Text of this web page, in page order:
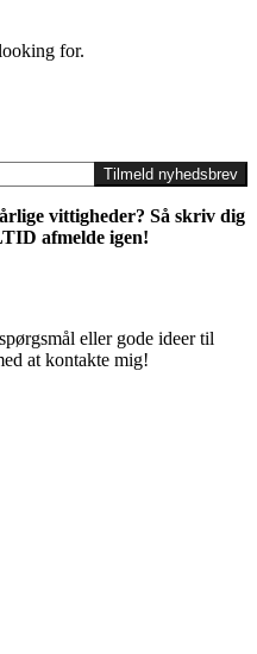
for.
Tilmeld nyhedsbrev
vittigheder? Så skriv dig
afmelde igen!
eller gode ideer til
at kontakte mig!